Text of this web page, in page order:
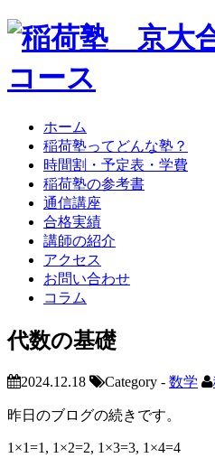
ホーム
稲荷塾ってどんな塾？
時間割・予定表・学費
稲荷塾の参考書
通信講座
合格実績
講師の紹介
アクセス
お問い合わせ
コラム
代数の基礎
2024.12.18 Category - 数学
昨日のブログの続きです。
1×1=1, 1×2=2, 1×3=3, 1×4=4